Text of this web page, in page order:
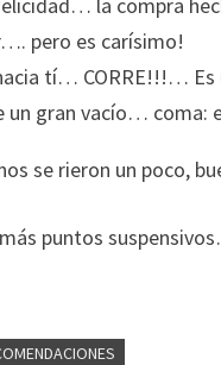
pero es carísimo!
tí… CORRE!!!…
un gran vacío… coma:
se rieron un poco,
puntos